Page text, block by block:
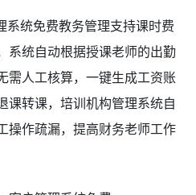
统免费教务管理支持课时费
系统自动根据授课老师的出勤
需人工核算，一键生成工资账
课转课，培训机构管理系统自
操作疏漏，提高财务老师工作